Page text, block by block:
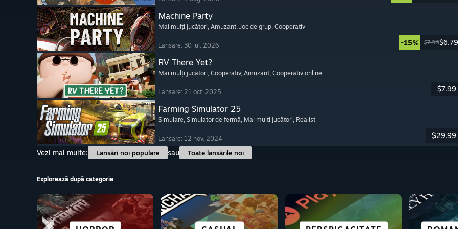
Machine Party
Mai mulți jucători, Amuzant, Joc de grup, Cooperativ
Lansare: 30 iul. 2026 -15% $7.99$6.79
RV There Yet?
Mai mulți jucători, Cooperativ, Amuzant, Cooperativ online
Lansare: 21 oct. 2025 $7.99
Farming Simulator 25
Simulare, Simulator de fermă, Mai mulți jucători, Realist
Lansare: 12 nov. 2024
$29.99
Vezi mai multe:
Lansări noi populare sau Toate lansările noi
Explorează după categorie
IMPECABILE PE